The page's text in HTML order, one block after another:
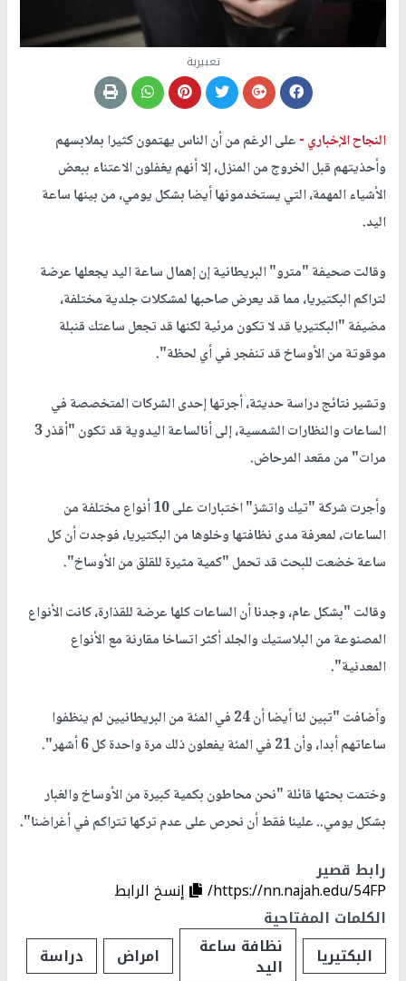
تعبيرية
النجاح الإخباري -على الرغم من أن الناس يهتمون كثيرا بملابسهم
وأحذيتهم قبل الخروج من المنزل، إلا أنهم يغفلون الاعتناء ببعض
الأشياء المهمة، التي يستخدمونها أيضا بشكل يومي، من بينها ساعة
اليد.
وقالت صحيفة "مترو" البريطانية إن إهمال ساعة اليد يجعلها عرضة
لتراكم البكتيريا، مما قد يعرض صاحبها لمشكلات جلدية مختلفة،
مضيفة "البكتيريا قد لا تكون مرئية لكنها قد تجعل ساعتك قنبلة
موقوتة من الأوساخ قد تنفجر في أي لحظة".
وتشير نتائج دراسة حديثة، أجرتها إحدى الشركات المتخصصة في
الساعات والنظارات الشمسية، إلى أنالساعة اليدوية قد تكون "أقذر 3
مرات" من مقعد المرحاض.
وأجرت شركة "تيك واتشز" اختبارات على 10 أنواع مختلفة من
الساعات، لمعرفة مدى نظافتها وخلوها من البكتيريا، فوجدت أن كل
ساعة خضعت للبحث قد تحمل "كمية مثيرة للقلق من الأوساخ".
وقالت "بشكل عام، وجدنا أن الساعات كلها عرضة للقذارة، كانت الأنواع
المصنوعة من البلاستيك والجلد أكثر اتساخا مقارنة مع الأنواع
المعدنية".
وأضافت "تبين لنا أيضا أن 24 في المئة من البريطانيين لم ينظفوا
ساعاتهم أبدا، وأن 21 في المئة يفعلون ذلك مرة واحدة كل 6 أشهر".
وختمت بحثها قائلة "نحن محاطون بكمية كبيرة من الأوساخ والغبار
بشكل يومي.. علينا فقط أن نحرص على عدم تركها تتراكم في أغراضنا".
رابط قصير
https://nn.najah.edu/54FP/
إنسخ الرابط
الكلمات المفتاحية
البكتيريا
نظافة ساعة
اليد امراض دراسة